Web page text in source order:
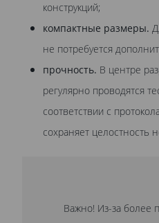
конструкций;
компактные размеры.
не потребуется
прочность. В центре
регулярно проводятся
соответствии с
сохраняет целостность
Важно! Из-за более